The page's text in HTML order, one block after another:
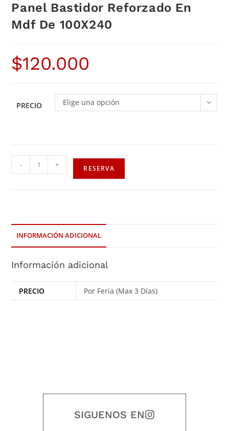
Panel Bastidor Reforzado En
Mdf De 100X240
$120.000
PRECIO Elige una opción
- + RESERVA
INFORMACIÓN ADICIONAL
Información adicional
PRECIO Por Feria (Max 3 Días)
SIGUENOS EN